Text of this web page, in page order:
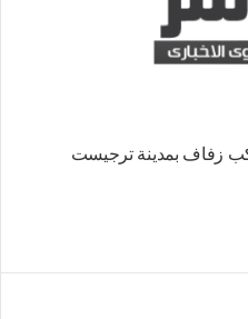
زفاف بمدينة ترجيست